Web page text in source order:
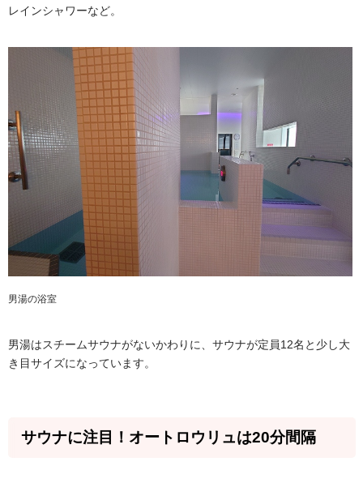
レインシャワーなど。
男湯の浴室
男湯はスチームサウナがないかわりに、サウナが定員12名と少し大
き目サイズになっています。
サウナに注目！オートロウリュは20分間隔